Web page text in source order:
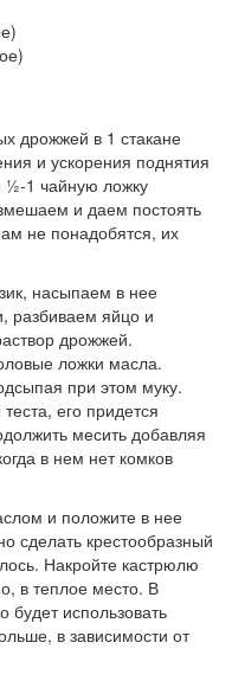
дрожжей в 1 стакане
и ускорения поднятия
½-1 чайную ложку
и даем постоять
не понадобятся, их
насыпаем в нее
разбиваем яйцо и
дрожжей.
ложки масла.
при этом муку.
его придется
месить добавляя
в нем нет комков
и положите в нее
сделать крестообразный
Накройте кастрюлю
в теплое место. В
будет использовать
в зависимости от